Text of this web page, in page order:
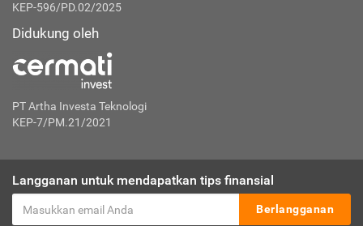
KEP-596/PD.02/2025
Didukung oleh
PT Artha Investa Teknologi
KEP-7/PM.21/2021
Langganan untuk mendapatkan tips finansial
Berlangganan